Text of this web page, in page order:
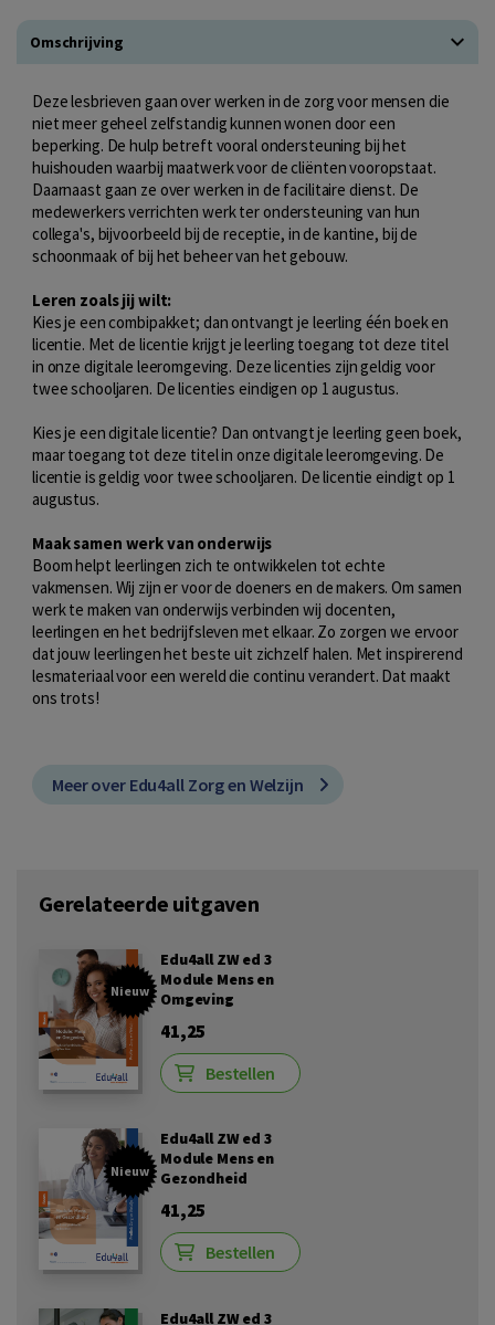
Omschrijving
Deze lesbrieven gaan over werken in de zorg voor mensen die
niet meer geheel zelfstandig kunnen wonen door een
beperking. De hulp betreft vooral ondersteuning bij het
huishouden waarbij maatwerk voor de cliënten vooropstaat.
Daarnaast gaan ze over werken in de facilitaire dienst. De
medewerkers verrichten werk ter ondersteuning van hun
collega's, bijvoorbeeld bij de receptie, in de kantine, bij de
schoonmaak of bij het beheer van het gebouw.
Leren zoals jij wilt:
Kies je een combipakket; dan ontvangt je leerling één boek en
licentie. Met de licentie krijgt je leerling toegang tot deze titel
in onze digitale leeromgeving. Deze licenties zijn geldig voor
twee schooljaren. De licenties eindigen op 1 augustus.
Kies je een digitale licentie? Dan ontvangt je leerling geen boek,
maar toegang tot deze titel in onze digitale leeromgeving. De
licentie is geldig voor twee schooljaren. De licentie eindigt op 1
augustus.
Maak samen werk van onderwijs
Boom helpt leerlingen zich te ontwikkelen tot echte
vakmensen. Wij zijn er voor de doeners en de makers. Om samen
werk te maken van onderwijs verbinden wij docenten,
leerlingen en het bedrijfsleven met elkaar. Zo zorgen we ervoor
dat jouw leerlingen het beste uit zichzelf halen. Met inspirerend
lesmateriaal voor een wereld die continu verandert. Dat maakt
ons trots!
Meer over Edu4all Zorg en Welzijn
Gerelateerde uitgaven
Nieuw
Edu4all ZW ed 3
Module Mens en
Omgeving
41,25
Bestellen
Nieuw
Edu4all ZW ed 3
Module Mens en
Gezondheid
41,25
Bestellen
Edu4all ZW ed 3